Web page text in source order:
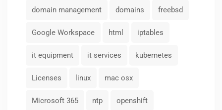
domain management domains freebsd
Google Workspace html iptables
it equipment it services kubernetes
Licenses linux mac osx
Microsoft 365 ntp openshift